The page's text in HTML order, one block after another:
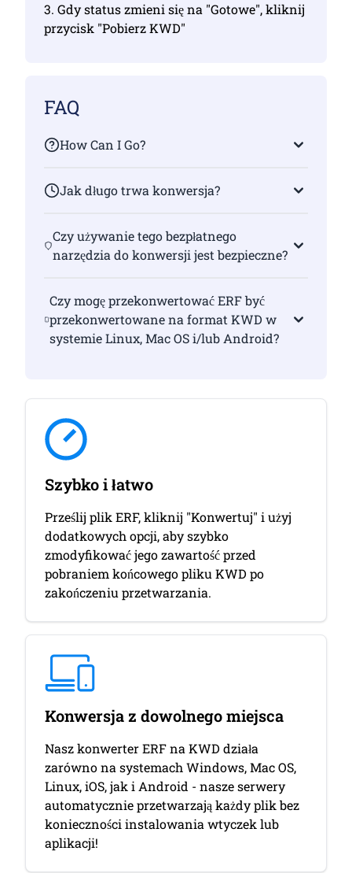
3. Gdy status zmieni się na "Gotowe", kliknij
przycisk "Pobierz KWD"
FAQ
How Can I Go?
Jak długo trwa konwersja?
Czy używanie tego bezpłatnego
narzędzia do konwersji jest bezpieczne?
Czy mogę przekonwertować ERF być
przekonwertowane na format KWD w
systemie Linux, Mac OS i/lub Android?
Szybko i łatwo
Prześlij plik ERF, kliknij "Konwertuj" i użyj
dodatkowych opcji, aby szybko
zmodyfikować jego zawartość przed
pobraniem końcowego pliku KWD po
zakończeniu przetwarzania.
Konwersja z dowolnego miejsca
Nasz konwerter ERF na KWD działa
zarówno na systemach Windows, Mac OS,
Linux, iOS, jak i Android - nasze serwery
automatycznie przetwarzają każdy plik bez
konieczności instalowania wtyczek lub
aplikacji!